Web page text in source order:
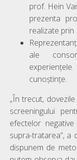
prof. Hein
prezenta
realizate prin
ale
cunoștințe.
„În trecut,
screeningului
efectelor
supra-tratarea”, a
dispunem de